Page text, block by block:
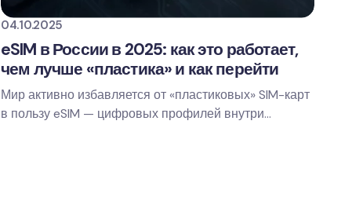
04.10.2025
eSIM в России в 2025: как это работает,
чем лучше «пластика» и как перейти
Мир активно избавляется от «пластиковых» SIM-карт
в пользу eSIM — цифровых профилей внутри